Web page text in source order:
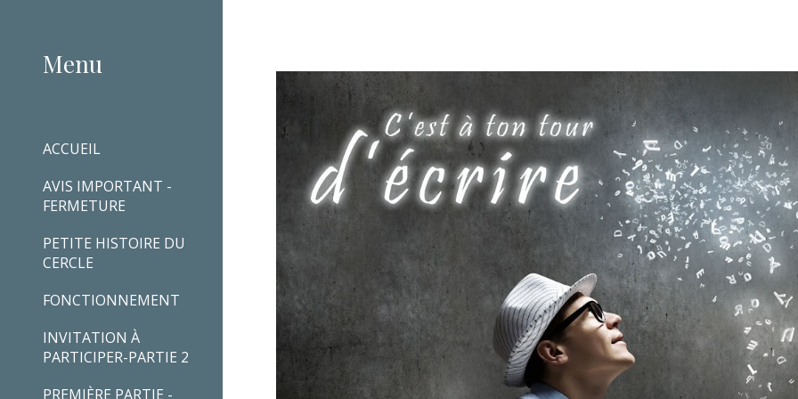
Menu
ACCUEIL
AVIS IMPORTANT -
FERMETURE
PETITE HISTOIRE DU
CERCLE
FONCTIONNEMENT
INVITATION À
PARTICIPER-PARTIE 2
PREMIÈRE PARTIE -